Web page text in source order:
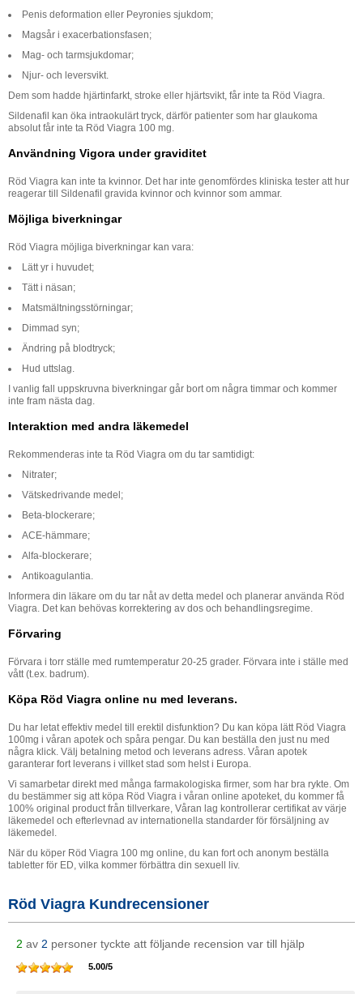
Penis deformation eller Peyronies sjukdom;
Magsår i exacerbationsfasen;
Mag- och tarmsjukdomar;
Njur- och leversvikt.
Dem som hadde hjärtinfarkt, stroke eller hjärtsvikt, får inte ta Röd Viagra.
Sildenafil kan öka intraokulärt tryck, därför patienter som har glaukoma
absolut får inte ta Röd Viagra 100 mg.
Användning Vigora under graviditet
Röd Viagra kan inte ta kvinnor. Det har inte genomfördes kliniska tester att hur
reagerar till Sildenafil gravida kvinnor och kvinnor som ammar.
Möjliga biverkningar
Röd Viagra möjliga biverkningar kan vara:
Lätt yr i huvudet;
Tätt i näsan;
Matsmältningsstörningar;
Dimmad syn;
Ändring på blodtryck;
Hud uttslag.
I vanlig fall uppskruvna biverkningar går bort om några timmar och kommer
inte fram nästa dag.
Interaktion med andra läkemedel
Rekommenderas inte ta Röd Viagra om du tar samtidigt:
Nitrater;
Vätskedrivande medel;
Beta-blockerare;
ACE-hämmare;
Alfa-blockerare;
Antikoagulantia.
Informera din läkare om du tar nåt av detta medel och planerar använda Röd
Viagra. Det kan behövas korrektering av dos och behandlingsregime.
Förvaring
Förvara i torr ställe med rumtemperatur 20-25 grader. Förvara inte i ställe med
vått (t.ex. badrum).
Köpa Röd Viagra online nu med leverans.
Du har letat effektiv medel till erektil disfunktion? Du kan köpa lätt Röd Viagra
100mg i våran apotek och spåra pengar. Du kan beställa den just nu med
några klick. Välj betalning metod och leverans adress. Våran apotek
garanterar fort leverans i villket stad som helst i Europa.
Vi samarbetar direkt med många farmakologiska firmer, som har bra rykte. Om
du bestämmer sig att köpa Röd Viagra i våran online apoteket, du kommer få
100% original product från tillverkare, Våran lag kontrollerar certifikat av värje
läkemedel och efterlevnad av internationella standarder för försäljning av
läkemedel.
När du köper Röd Viagra 100 mg online, du kan fort och anonym beställa
tabletter för ED, vilka kommer förbättra din sexuell liv.
Röd Viagra Kundrecensioner
2 av 2 personer tyckte att följande recension var till hjälp
5.00/5